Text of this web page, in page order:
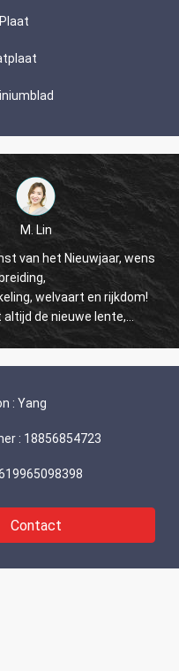
M. Lin
van het Nieuwjaar, wens
welvaart en rijkdom!
altijd de nieuwe lente,
altijd een nieuwe dag, en
: Yang
: 18856854723
Contact